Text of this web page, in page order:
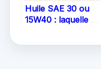
Huile SAE 30 ou
15W40 : laquelle